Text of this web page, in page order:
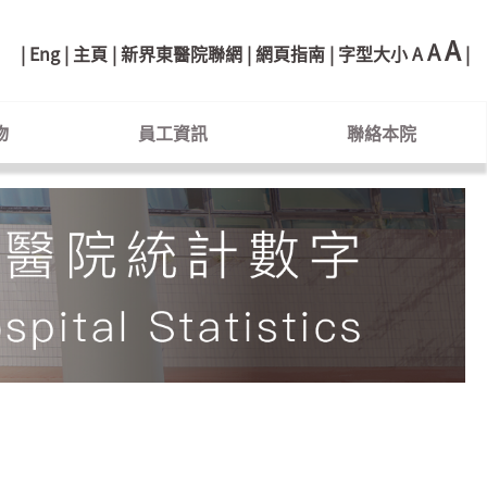
Eng 主頁 新界東醫院聯網 網頁指南 字型大小AAA
員工資訊 聯絡本院